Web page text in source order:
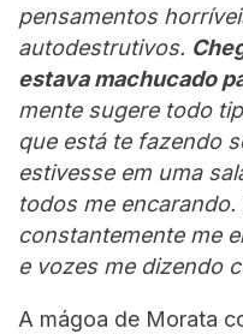
pensamentos
autodestrutivos.
estava machucado
mente sugere todo
que está te fazendo
estivesse em uma
todos me
constantemente me
e vozes me dizendo
A mágoa de Morata